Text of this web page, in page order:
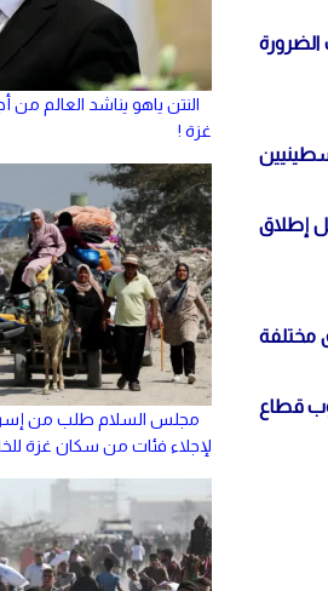
إطلاق
مختلفة
قطاع
النتن ياهو يناشد العالم
غزة !
مجلس السلام طلب من
لإجلاء فئات من سكان غزة